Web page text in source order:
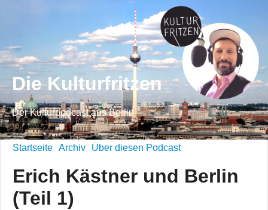
Die Kulturfritzen
Der Kulturpodcast aus Berlin
Startseite Archiv Über diesen Podcast
Erich Kästner und Berlin
(Teil 1)